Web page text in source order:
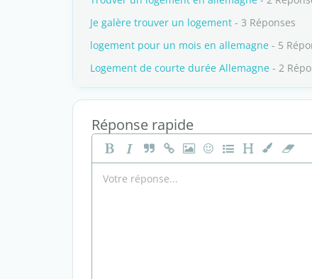
Je galère trouver un logement - 3 Réponses
logement pour un mois en allemagne - 5
Logement de courte durée Allemagne - 2
Réponse rapide